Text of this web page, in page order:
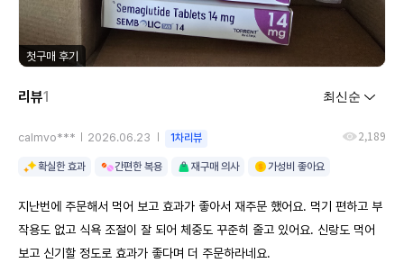
첫구매 후기
리뷰1
calmvo*** 2026.06.23 1차리뷰 2,189
확실한 효과 간편한 복용 재구매 의사 가성비 좋아요
지난번에 주문해서 먹어 보고 효과가 좋아서 재주문 했어요. 먹기 편하고 부
작용도 없고 식욕 조절이 잘 되어 체중도 꾸준히 줄고 있어요. 신랑도 먹어
보고 신기할 정도로 효과가 좋다며 더 주문하라네요.